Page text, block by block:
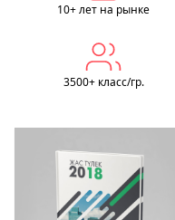
10+ лет на рынке
3500+ класс/гр.